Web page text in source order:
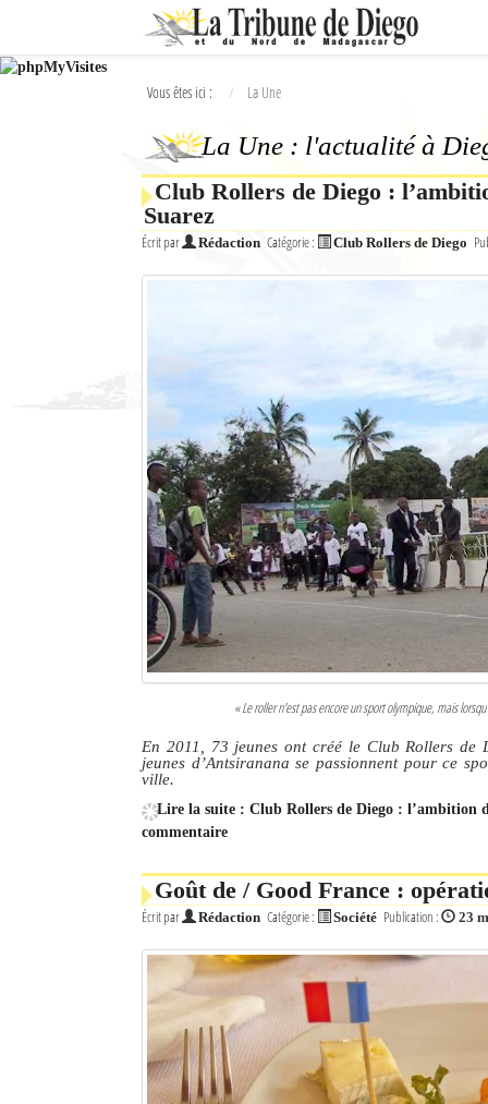
Ok
L'actualité à Diego Suarez
Le Nord de Madagascar
L'actualité du tourisme
Diego Suarez Pratique
Vous êtes ici : La Une
La Une : l'actualité à
Club Rollers de Diego :
Suarez
Écrit par Rédaction Catégorie : Club Rollers de Diego
« Le roller n'est pas encore un sport olympique, mais
En 2011, 73 jeunes ont créé le Club Rollers de
jeunes d’Antsiranana se passionnent pour ce
ville.
Lire la suite : Club Rollers de Diego : l’ambition
commentaire
Goût de / Good France :
Écrit par Rédaction Catégorie : Société Publication : 23